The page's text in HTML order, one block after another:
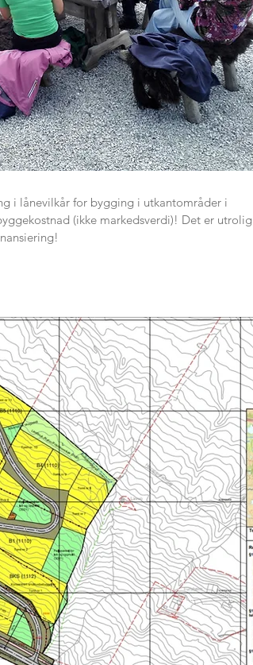
i lånevilkår for bygging i utkantområder i
(ikke markedsverdi)! Det er utrolig